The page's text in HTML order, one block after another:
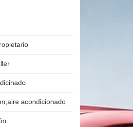
acondicionado